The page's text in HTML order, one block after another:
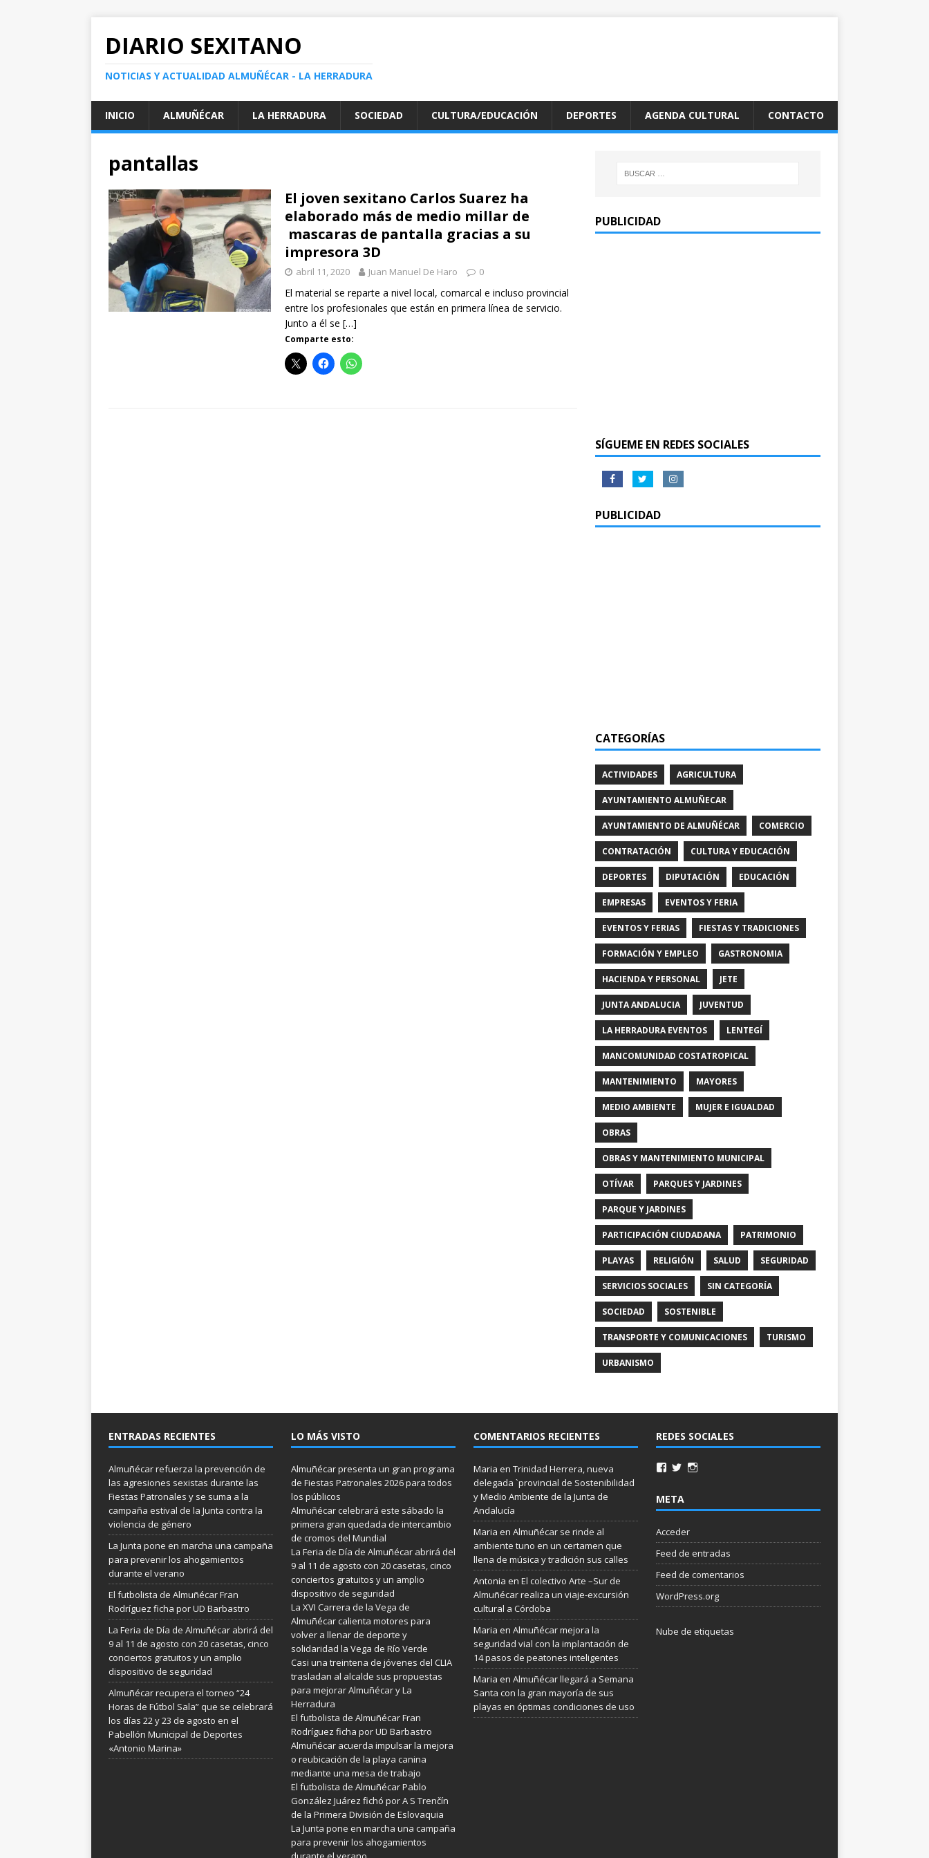
DIARIO SEXITANO
NOTICIAS Y ACTUALIDAD ALMUÑÉCAR - LA HERRADURA
INICIO ALMUÑÉCAR LA HERRADURA SOCIEDAD CULTURA/EDUCACIÓN DEPORTES AGENDA CULTURAL CONTACTO
pantallas
El joven sexitano Carlos Suarez ha
elaborado más de medio millar de
mascaras de pantalla gracias a su
impresora 3D
abril 11, 2020 Juan Manuel De Haro 0
El material se reparte a nivel local, comarcal e incluso provincial
entre los profesionales que están en primera línea de servicio.
Junto a él se […]
Comparte esto:
PUBLICIDAD
SÍGUEME EN REDES SOCIALES
PUBLICIDAD
CATEGORÍAS
ACTIVIDADES AGRICULTURA
AYUNTAMIENTO ALMUÑECAR
AYUNTAMIENTO DE ALMUÑÉCAR COMERCIO
CONTRATACIÓN CULTURA Y EDUCACIÓN
DEPORTES DIPUTACIÓN EDUCACIÓN
EMPRESAS EVENTOS Y FERIA
EVENTOS Y FERIAS FIESTAS Y TRADICIONES
FORMACIÓN Y EMPLEO GASTRONOMIA
HACIENDA Y PERSONAL JETE
JUNTA ANDALUCIA JUVENTUD
LA HERRADURA EVENTOS LENTEGÍ
MANCOMUNIDAD COSTATROPICAL
MANTENIMIENTO MAYORES
MEDIO AMBIENTE MUJER E IGUALDAD
OBRAS
OBRAS Y MANTENIMIENTO MUNICIPAL
OTÍVAR PARQUES Y JARDINES
PARQUE Y JARDINES
PARTICIPACIÓN CIUDADANA PATRIMONIO
PLAYAS RELIGIÓN SALUD SEGURIDAD
SERVICIOS SOCIALES SIN CATEGORÍA
SOCIEDAD SOSTENIBLE
TRANSPORTE Y COMUNICACIONES TURISMO
URBANISMO
ENTRADAS RECIENTES
Almuñécar refuerza la prevención de
las agresiones sexistas durante las
Fiestas Patronales y se suma a la
campaña estival de la Junta contra la
violencia de género
La Junta pone en marcha una campaña
para prevenir los ahogamientos
durante el verano
El futbolista de Almuñécar Fran
Rodríguez ficha por UD Barbastro
La Feria de Día de Almuñécar abrirá del
9 al 11 de agosto con 20 casetas, cinco
conciertos gratuitos y un amplio
dispositivo de seguridad
Almuñécar recupera el torneo “24
Horas de Fútbol Sala” que se celebrará
los días 22 y 23 de agosto en el
Pabellón Municipal de Deportes
«Antonio Marina»
LO MÁS VISTO
Almuñécar presenta un gran programa
de Fiestas Patronales 2026 para todos
los públicos
Almuñécar celebrará este sábado la
primera gran quedada de intercambio
de cromos del Mundial
La Feria de Día de Almuñécar abrirá del
9 al 11 de agosto con 20 casetas, cinco
conciertos gratuitos y un amplio
dispositivo de seguridad
La XVI Carrera de la Vega de
Almuñécar calienta motores para
volver a llenar de deporte y
solidaridad la Vega de Río Verde
Casi una treintena de jóvenes del CLIA
trasladan al alcalde sus propuestas
para mejorar Almuñécar y La
Herradura
El futbolista de Almuñécar Fran
Rodríguez ficha por UD Barbastro
Almuñécar acuerda impulsar la mejora
o reubicación de la playa canina
mediante una mesa de trabajo
El futbolista de Almuñécar Pablo
González Juárez fichó por A S Trenčín
de la Primera División de Eslovaquia
La Junta pone en marcha una campaña
para prevenir los ahogamientos
COMENTARIOS RECIENTES
Maria en Trinidad Herrera, nueva
delegada `provincial de Sostenibilidad
y Medio Ambiente de la Junta de
Andalucía
Maria en Almuñécar se rinde al
ambiente tuno en un certamen que
llena de música y tradición sus calles
Antonia en El colectivo Arte –Sur de
Almuñécar realiza un viaje-excursión
cultural a Córdoba
Maria en Almuñécar mejora la
seguridad vial con la implantación de
14 pasos de peatones inteligentes
Maria en Almuñécar llegará a Semana
Santa con la gran mayoría de sus
playas en óptimas condiciones de uso
REDES SOCIALES
META
Acceder
Feed de entradas
Feed de comentarios
WordPress.org
Nube de etiquetas